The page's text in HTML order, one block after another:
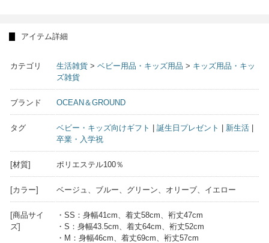
アイテム詳細
カテゴリ 生活雑貨 > ベビー用品・キッズ用品 > キッズ用品・キッ
ズ雑貨
ブランド OCEAN＆GROUND
タグ ベビー・キッズ向けギフト 誕生日プレゼント 新生活
卒業・入学祝
[材質] ポリエステル100％
[カラー] ベージュ、ブルー、グリーン、オリーブ、イエロー
[商品サイ
ズ]
・SS：身幅41cm、着丈58cm、裄丈47cm
・S：身幅43.5cm、着丈64cm、裄丈52cm
・M：身幅46cm、着丈69cm、裄丈57cm